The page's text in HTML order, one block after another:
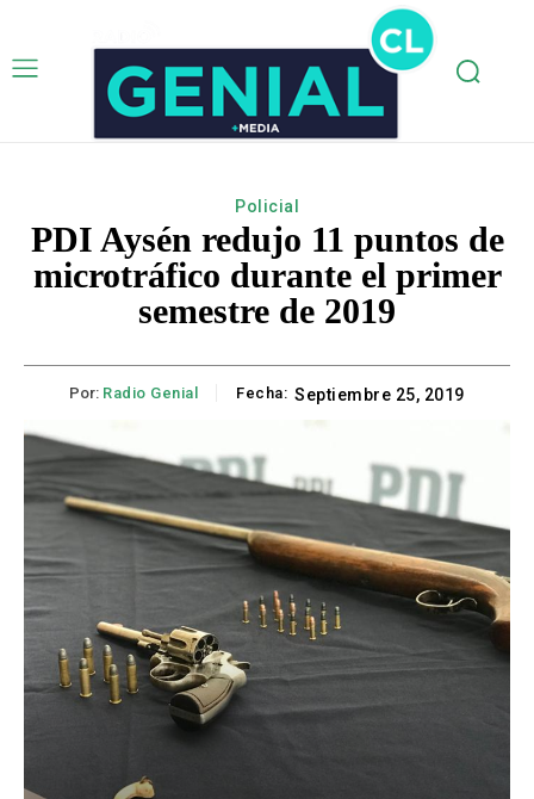
Policial
PDI Aysén redujo 11 puntos de
microtráfico durante el primer
semestre de 2019
Por: Radio Genial Fecha: Septiembre 25, 2019